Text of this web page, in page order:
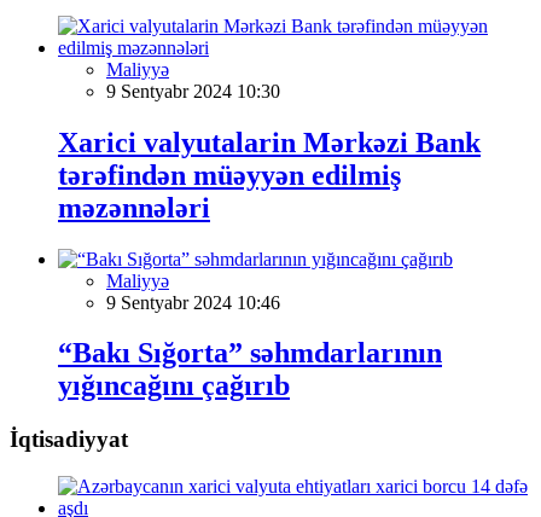
Maliyyə
9 Sentyabr 2024 10:30
Xarici valyutalarin Mərkəzi Bank
tərəfindən müəyyən edilmiş
məzənnələri
Maliyyə
9 Sentyabr 2024 10:46
“Bakı Sığorta” səhmdarlarının
yığıncağını çağırıb
İqtisadiyyat